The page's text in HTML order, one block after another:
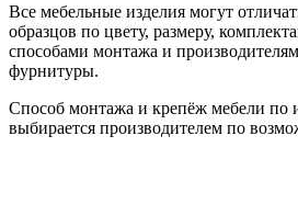
Все мебельные изделия могут
образцов по цвету, размеру,
способами монтажа и
фурнитуры.
Способ монтажа и крепёж мебели по
выбирается производителем по